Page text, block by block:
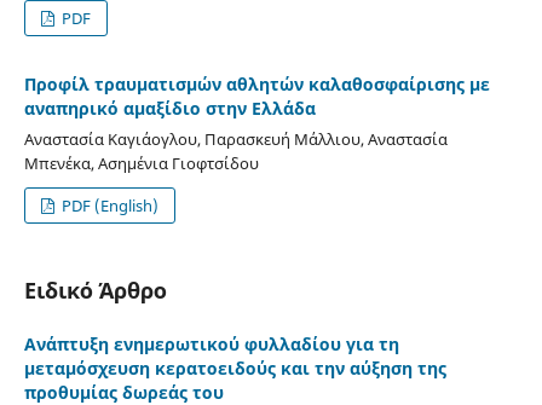
PDF
Προφίλ τραυματισμών αθλητών καλαθοσφαίρισης με
αναπηρικό αμαξίδιο στην Ελλάδα
Αναστασία Καγιάογλου, Παρασκευή Μάλλιου, Αναστασία
Μπενέκα, Ασημένια Γιοφτσίδου
PDF (English)
Ειδικό Άρθρο
Aνάπτυξη ενημερωτικού φυλλαδίου για τη
μεταμόσχευση κερατοειδούς και την αύξηση της
προθυμίας δωρεάς του